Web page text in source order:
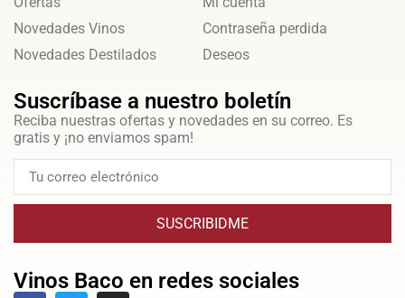
Novedades Vinos
Novedades Destilados
Contraseña perdida
Deseos
Suscríbase a nuestro boletín
Reciba nuestras ofertas y novedades en su correo. Es
gratis y ¡no enviamos spam!
SUSCRIBIDME
Vinos Baco en redes sociales